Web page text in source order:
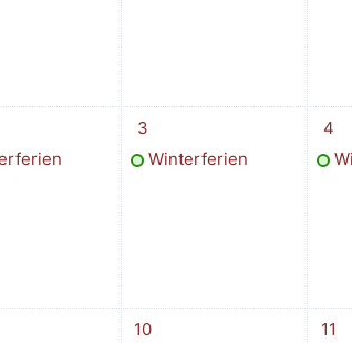
Montag, 2. Februar1 Termin, Dienstag, 3. Februar
3
Winterferien
14
Montag, 9. Februar3 Termine, Dienstag, 10.
10
3
11